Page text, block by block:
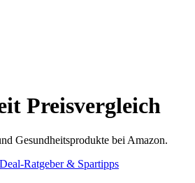
Preisvergleich
Gesundheitsprodukte bei Amazon.
Deal-Ratgeber & Spartipps